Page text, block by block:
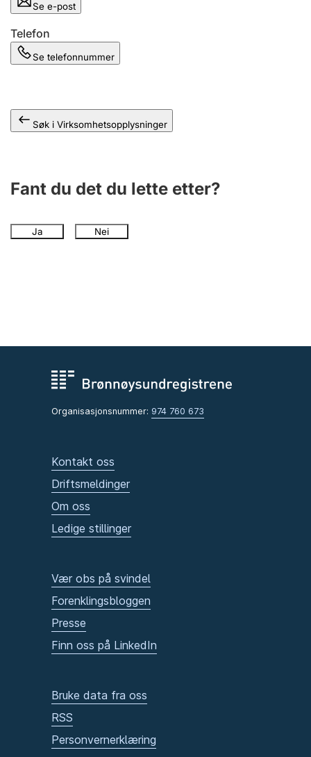
Se e-post
Telefon
Se telefonnummer
Søk i Virksomhetsopplysninger
Fant du det du lette etter?
Ja Nei
Organisasjonsnummer: 974 760 673
Kontakt oss
Driftsmeldinger
Om oss
Ledige stillinger
Vær obs på svindel
Forenklingsbloggen
Presse
Finn oss på LinkedIn
Bruke data fra oss
RSS
Personvernerklæring